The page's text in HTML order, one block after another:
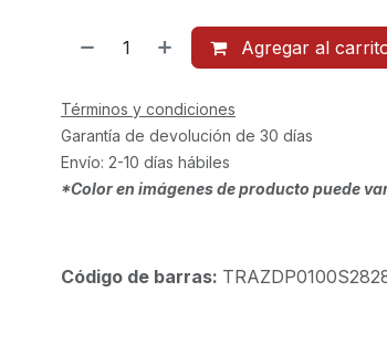
Agregar al
Términos y condiciones
Garantía de devolución de 30 días
Envío: 2-10 días hábiles
*Color en imágenes de producto puede
Código de barras: